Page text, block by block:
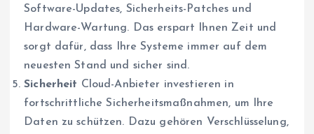
Software-Updates, Sicherheits-Patches und
Hardware-Wartung. Das erspart Ihnen Zeit und
sorgt dafür, dass Ihre Systeme immer auf dem
neuesten Stand und sicher sind.
Sicherheit Cloud-Anbieter investieren in
fortschrittliche Sicherheitsmaßnahmen, um Ihre
Daten zu schützen. Dazu gehören Verschlüsselung,